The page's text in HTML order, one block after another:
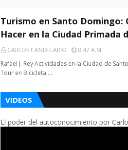
Turismo en Santo Domingo:
Hacer en la Ciudad Primada
CARLOS CANDELARIO
8:47 A.m.
Rafael J. Rey Actividades en la Ciudad de
Tour en Bicicleta …
VIDEOS
El poder del autoconocimiento por